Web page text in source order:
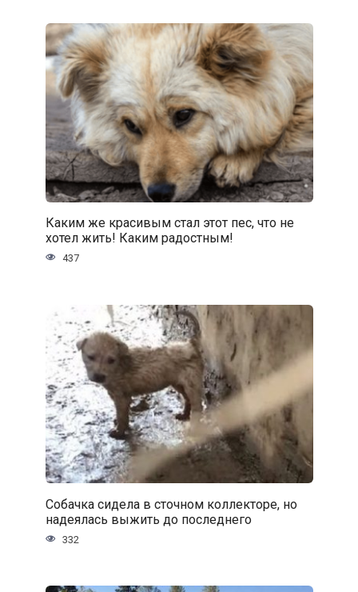
Каким же красивым стал этот пес, что не
хотел жить! Каким радостным!
437
Собачка сидела в сточном коллекторе, но
надеялась выжить до последнего
332